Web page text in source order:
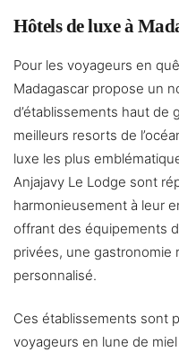
Hôtels de luxe à
Pour les voyageurs en
Madagascar propose un
d’établissements haut de
meilleurs resorts de
luxe les plus
Anjajavy Le Lodge sont
harmonieusement à leur
offrant des équipements
privées, une gastronomie
personnalisé.
Ces établissements sont
voyageurs en lune de